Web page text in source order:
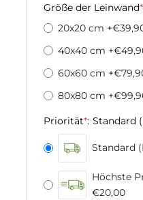
Größe der Leinwand*
20x20 cm
40x40 cm
60x60 cm
80x80 cm
Priorität*: Standard
Standard
Höchste
€20,00